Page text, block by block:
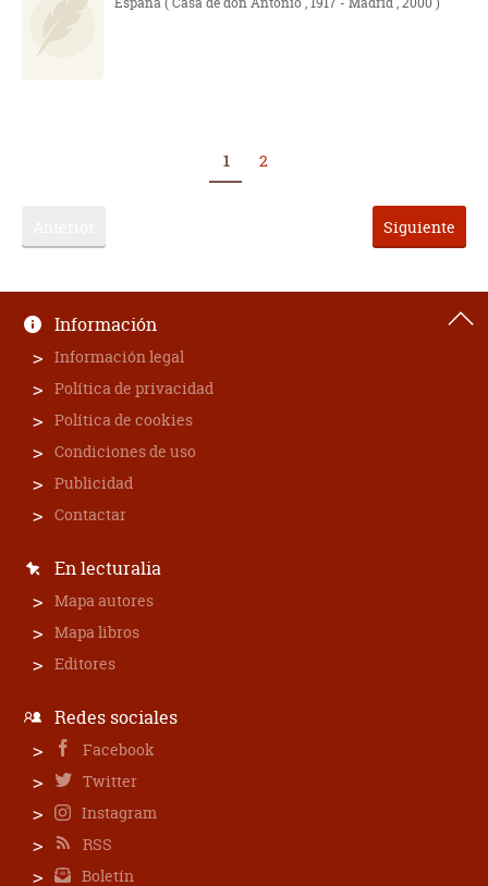
1 2
Siguiente
Información
Información legal
Política de privacidad
Política de cookies
Condiciones de uso
Publicidad
Contactar
En lecturalia
Mapa autores
Mapa libros
Editores
Redes sociales
Facebook
Twitter
Instagram
RSS
Boletín